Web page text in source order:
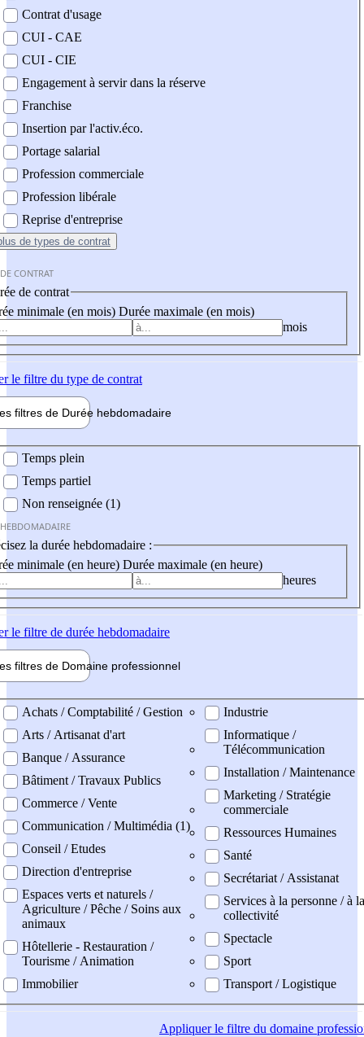
Contrat d'usage
CUI - CAE
CUI - CIE
Engagement à servir dans la réserve
Franchise
Insertion par l'activ.éco.
Portage salarial
Profession commerciale
Profession libérale
Reprise d'entreprise
de types de contrat
CONTRAT
de contrat
minimale (en mois) Durée maximale (en mois)
mois
le filtre du type de contrat
filtres de Durée hebdomadaire
Temps plein
Temps partiel
Non renseignée (1)
la durée hebdomadaire :
minimale (en heure) Durée maximale (en heure)
heures
le filtre de durée hebdomadaire
filtres de Domaine professionnel
professionel
Achats / Comptabilité / Gestion
Arts / Artisanat d'art
Banque / Assurance
Bâtiment / Travaux Publics
Commerce / Vente
Communication / Multimédia (1)
Conseil / Etudes
Direction d'entreprise
Espaces verts et naturels /
Agriculture / Pêche / Soins aux
animaux
Hôtellerie - Restauration /
Tourisme / Animation
Immobilier
Industrie
Informatique /
Télécommunication
Installation / Maintenance
Marketing / Stratégie
commerciale
Ressources Humaines
Santé
Secrétariat / Assistanat
Services à la personne / à la
collectivité
Spectacle
Sport
Transport / Logistique
Appliquerle filtre du domaine